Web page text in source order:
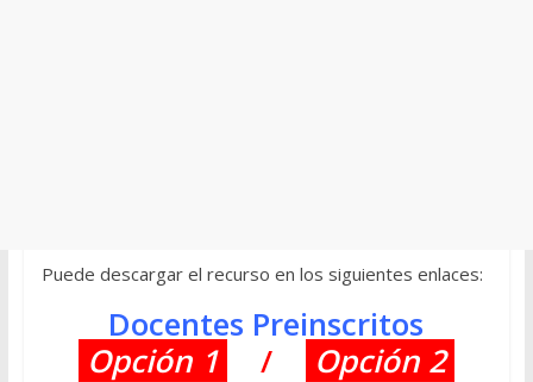
Puede descargar el recurso en los siguientes enlaces:
Docentes Preinscritos
Opción 1
/ Opción 2